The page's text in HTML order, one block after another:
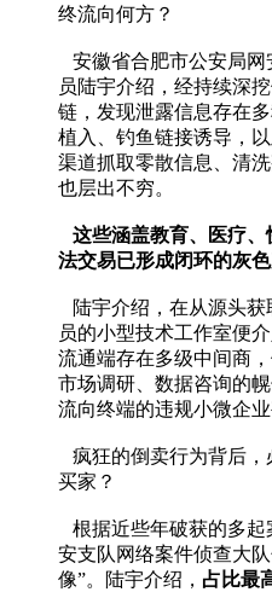
终流向何方？
安徽省合肥市公安局网
员陆宇介绍，经持续深
链，发现泄露信息存在
植入、钓鱼链接诱导，
渠道抓取零散信息、清
也层出不穷。
这些涵盖教育、医疗
法交易已形成闭环的灰色
陆宇介绍，在从源头获
员的小型技术工作室便
流通端存在多级中间商
市场调研、数据咨询的
流向终端的违规小微企业
疯狂的倒卖行为背后，
买家？
根据近些年破获的多起
安支队网络案件侦查大
像”。陆宇介绍， 占比最